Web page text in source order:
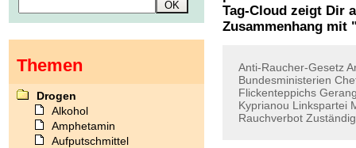
Tag-Cloud zeigt Dir
Zusammenhang mit
Anti-Raucher-Gesetz
Bundesministerien
Flickenteppichs
Kyprianou Linkspartei
Rauchverbot
Themen
Drogen
Alkohol
Amphetamin
Aufputschmittel